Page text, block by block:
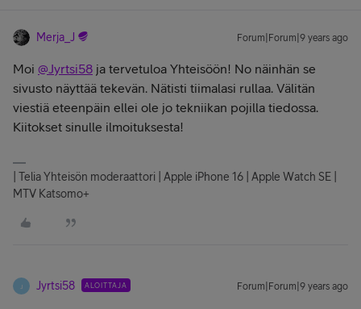
Merja_J Forum|Forum|9 years ago
Moi @Jyrtsi58 ja tervetuloa Yhteisöön! No näinhän se
sivusto näyttää tekevän. Nätisti tiimalasi rullaa. Välitän
viestiä eteenpäin ellei ole jo tekniikan pojilla tiedossa.
Kiitokset sinulle ilmoituksesta!
| Telia Yhteisön moderaattori | Apple iPhone 16 | Apple Watch SE |
MTV Katsomo+
J Jyrtsi58 ALOITTAJA Forum|Forum|9 years ago